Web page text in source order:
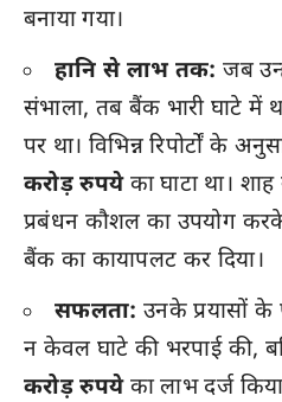
बनाया गया।
हानि से लाभ तक: जब
संभाला, तब बैंक भारी घाटे में
पर था। विभिन्न रिपोर्टों के
करोड़ रुपयेका घाटा था।
प्रबंधन कौशल का उपयोग
बैंक का कायापलट कर दिया।
सफलता: उनके प्रयासों
न केवल घाटे की भरपाई की,
करोड़ रुपयेका लाभ दर्ज